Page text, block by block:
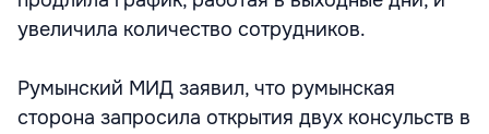
увеличила количество сотрудников.
Румынский МИД заявил, что румынская
сторона запросила открытия двух консульств в